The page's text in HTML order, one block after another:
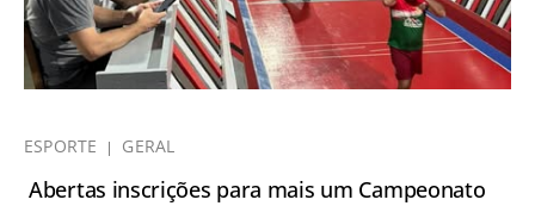
ESPORTE GERAL
Abertas inscrições para mais um Campeonato